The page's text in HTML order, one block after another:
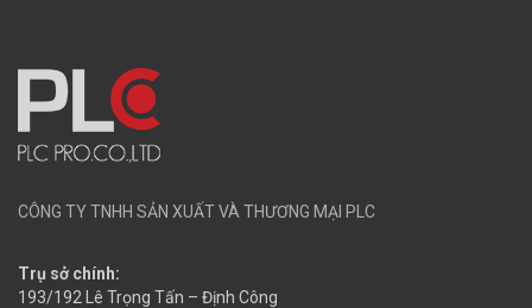
CÔNG TY TNHH SẢN XUẤT VÀ THƯƠNG MẠI PLC
Trụ sở chính:
193/192 Lê Trọng Tấn – Định Công